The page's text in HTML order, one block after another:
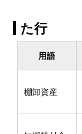
た行
用語
棚卸資産